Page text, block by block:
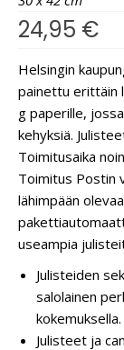
24,95 €
Helsingin
painettu erittäin
g paperille,
kehyksiä.
Toimitusaika
Toimitus Postin
lähimpään
useampia
Julisteiden
salolainen
kokemuksella.
Julisteet ja